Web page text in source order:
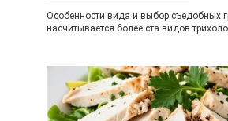
Особенности вида и выбор съедобных
насчитывается более ста видов